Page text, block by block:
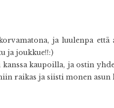
ja luulenpa
ja joukkue!!:)
kaupoilla, ja ostin
raikas ja siisti monen asun